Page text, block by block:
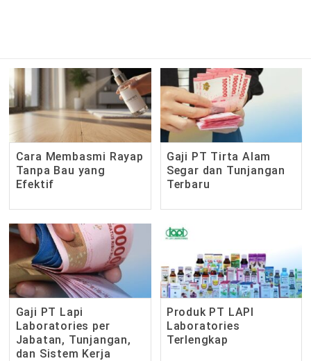
Cara Membasmi Rayap
Tanpa Bau yang
Efektif
Gaji PT Tirta Alam
Segar dan Tunjangan
Terbaru
Gaji PT Lapi
Laboratories per
Jabatan, Tunjangan,
dan Sistem Kerja
Produk PT LAPI
Laboratories
Terlengkap